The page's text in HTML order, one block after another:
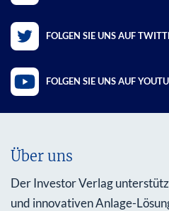
FOLGEN SIE UNS AUF
FOLGEN SIE UNS AUF
Über uns
Der Investor Verlag
und innovativen Anlage-